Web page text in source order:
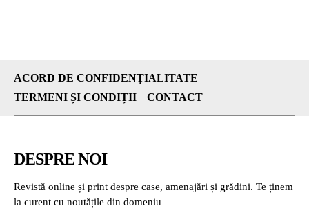
ACORD DE CONFIDENȚIALITATE
TERMENI ȘI CONDIȚII
CONTACT
DESPRE NOI
Revistă online și print despre case, amenajări și grădini. Te ținem
la curent cu noutățile din domeniu